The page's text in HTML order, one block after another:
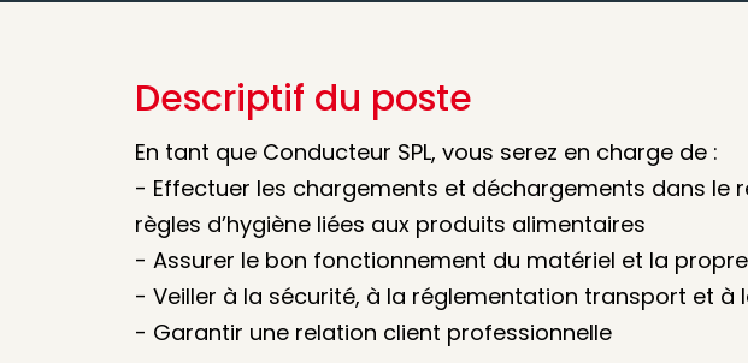
Descriptif du poste
En tant que Conducteur SPL, vous serez en charge de :
- Effectuer les chargements et déchargements dans le
règles d’hygiène liées aux produits alimentaires
- Assurer le bon fonctionnement du matériel et la
- Veiller à la sécurité, à la réglementation transport et à
- Garantir une relation client professionnelle